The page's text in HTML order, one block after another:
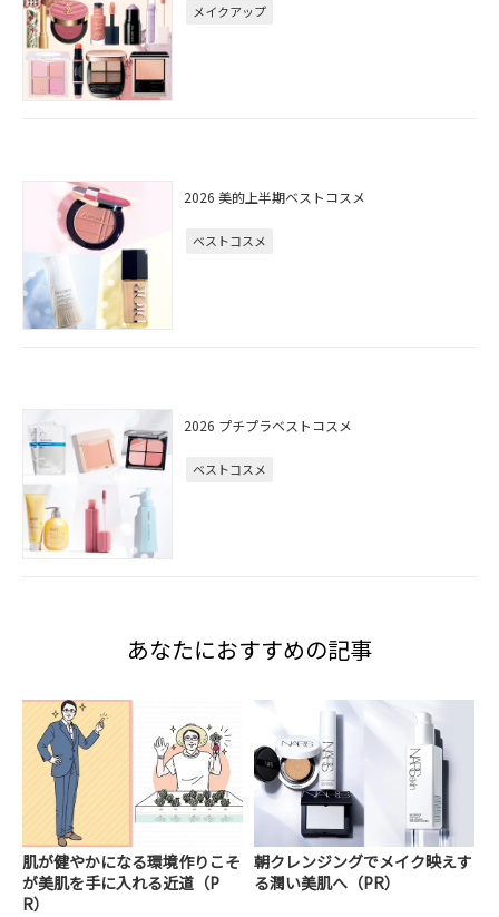
メイクアップ
2026 美的上半期ベストコスメ
ベストコスメ
2026 プチプラベストコスメ
ベストコスメ
あなたにおすすめの記事
肌が健やかになる環境作りこそ
が美肌を手に入れる近道（P
R）
朝クレンジングでメイク映えす
る潤い美肌へ（PR）